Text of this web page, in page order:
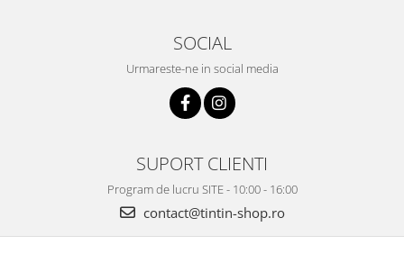
SOCIAL
Urmareste-ne in social media
SUPORT CLIENTI
Program de lucru SITE - 10:00 - 16:00
contact@tintin-shop.ro